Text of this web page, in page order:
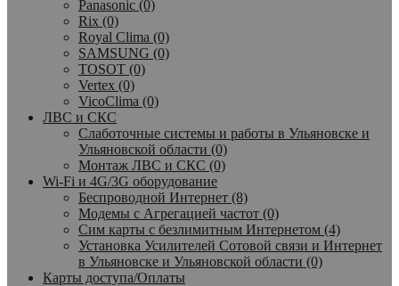
Panasonic (0)
Rix (0)
Royal Clima (0)
SAMSUNG (0)
TOSOT (0)
Vertex (0)
VicoClima (0)
ЛВС и СКС
Слаботочные системы и работы в Ульяновске и
Ульяновской области (0)
Монтаж ЛВС и СКС (0)
Wi-Fi и 4G/3G оборудование
Беспроводной Интернет (8)
Модемы с Агрегацией частот (0)
Сим карты с безлимитным Интернетом (4)
Установка Усилителей Сотовой связи и Интернет
в Ульяновске и Ульяновской области (0)
Карты доступа/Оплаты